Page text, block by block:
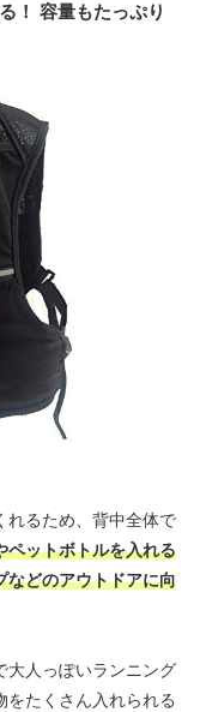
！ 容量もたっぷり
れるため、背中全体で
ペットボトルを入れる
などのアウトドアに向
大人っぽいランニング
をたくさん入れられる